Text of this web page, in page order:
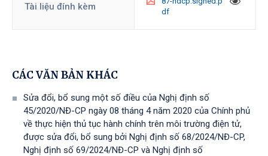
Tài liệu đính kèm
df
CÁC VĂN BẢN KHÁC
Sửa đổi, bổ sung một số điều của Nghị định số
45/2020/NĐ-CP ngày 08 tháng 4 năm 2020 của Chính phủ
về thực hiện thủ tục hành chính trên môi trường điện tử,
được sửa đổi, bổ sung bởi Nghị định số 68/2024/NĐ-CP,
Nghị định số 69/2024/NĐ-CP và Nghị định số